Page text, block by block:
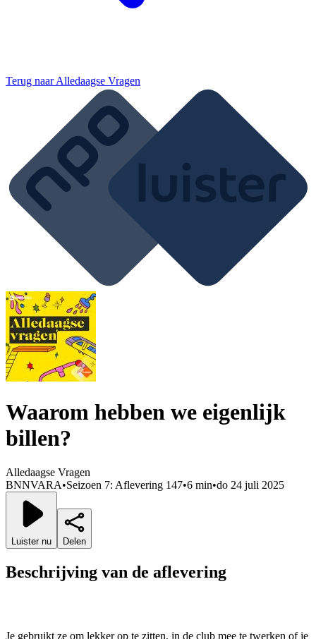
Terug naarAlledaagse Vragen
Waarom hebben we eigenlijk
billen?
Alledaagse Vragen
BNNVARA•Seizoen 7: Aflevering 147•6 min•do 24 juli 2025
Luister nu Delen
Beschrijving van de aflevering
Je gebruikt ze om lekker op te zitten, in de club mee te twerken of je